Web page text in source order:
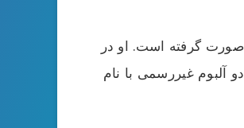
گرفته است. او در
آلبوم غیررسمی با نام